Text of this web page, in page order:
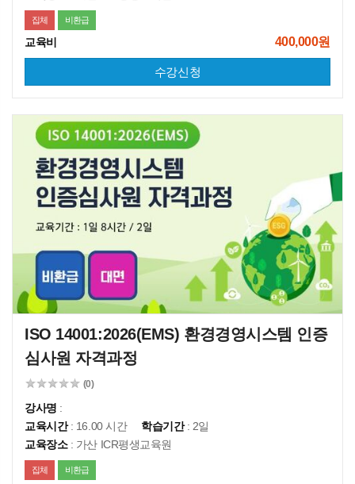
집체 비환급
교육비 400,000원
수강신청
ISO 14001:2026(EMS) 환경경영시스템 인증
심사원 자격과정
(0)
강사명 :
교육시간: 16.00 시간 학습기간: 2일
교육장소: 가산 ICR평생교육원
집체 비환급